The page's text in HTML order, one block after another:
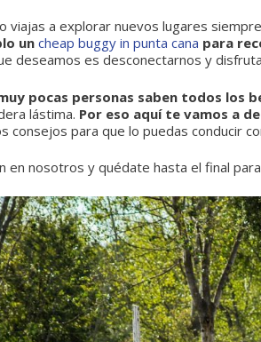
viajas a explorar nuevos lugares
un cheap buggy in punta cana para
deseamos es desconectarnos y
pocas personas saben todos los
lástima. Por eso aquí te vamos a
consejos para que lo puedas conducir
en nosotros y quédate hasta el final